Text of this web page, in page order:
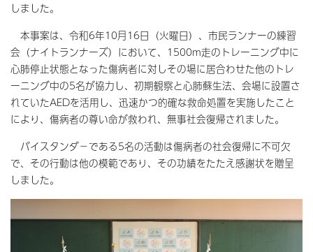
しました。
本事案は、令和6年10月16日（火曜日）、市民ランナーの練習
会（ナイトランナーズ）において、1500m走のトレーニング中に
心肺停止状態となった傷病者に対しその場に居合わせた他のトレ
ーニング中の5名が協力し、初期観察と心肺蘇生法、会場に設置さ
れていたAEDを活用し、迅速かつ的確な救命処置を実施したこと
により、傷病者の尊い命が救われ、無事社会復帰されました。
バイスタンダ－である5名の活動は傷病者の社会復帰に不可欠
で、その行動は他の模範であり、その功績をたたえ感謝状を贈呈
しました。